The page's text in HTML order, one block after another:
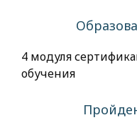
4 модуля
обучения